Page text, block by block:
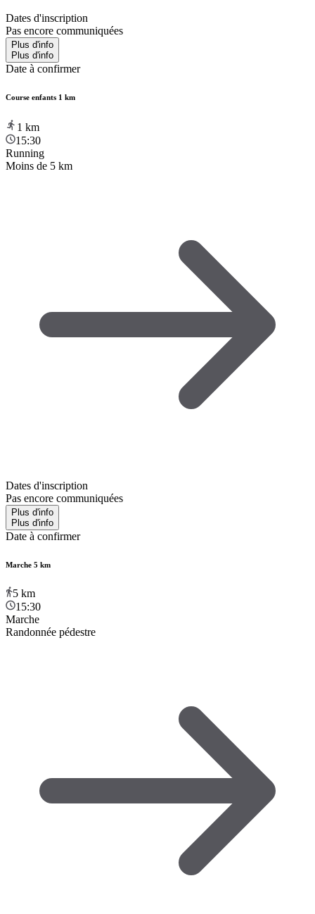
Dates d'inscription
Pas encore communiquées
Plus d'info
Plus d'info
Date à confirmer
Course enfants 1 km
1 km
15:30
Running
Moins de 5 km
Dates d'inscription
Pas encore communiquées
Plus d'info
Plus d'info
Date à confirmer
Marche 5 km
5 km
15:30
Marche
Randonnée pédestre